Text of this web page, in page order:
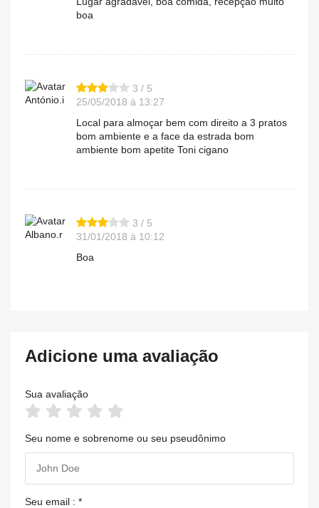
boa
António.i
3 / 5
25/05/2018 à 13:27
Local para almoçar bem com direito a 3 pratos
bom ambiente e a face da estrada bom
ambiente bom apetite Toni cigano
Albano.r
3 / 5
31/01/2018 à 10:12
Boa
Adicione uma avaliação
Sua avaliação
Seu nome e sobrenome ou seu pseudônimo
Seu email : *